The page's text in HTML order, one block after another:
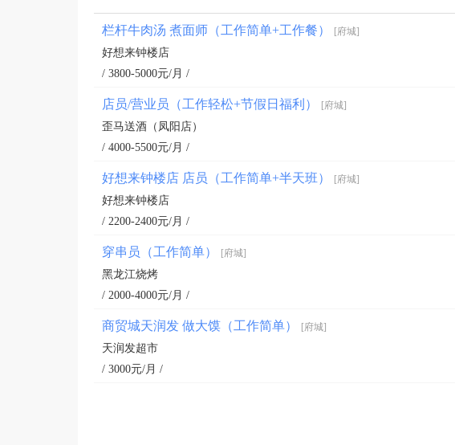
栏杆牛肉汤 煮面师（工作简单+工作餐） [府城]
好想来钟楼店
/ 3800-5000元/月 /
店员/营业员（工作轻松+节假日福利） [府城]
歪马送酒（凤阳店）
/ 4000-5500元/月 /
好想来钟楼店 店员（工作简单+半天班） [府城]
好想来钟楼店
/ 2200-2400元/月 /
穿串员（工作简单） [府城]
黑龙江烧烤
/ 2000-4000元/月 /
商贸城天润发 做大馍（工作简单） [府城]
天润发超市
/ 3000元/月 /